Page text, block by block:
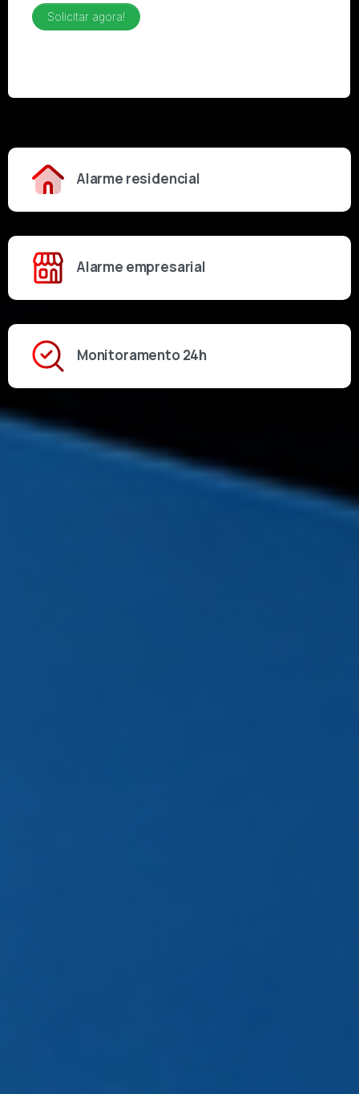
Alarme residencial
Alarme empresarial
Monitoramento 24h